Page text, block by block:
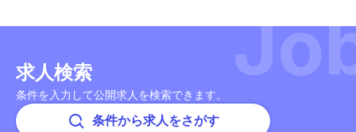
求人検索
条件を入力して公開求人を検索できます。
条件から求人をさがす